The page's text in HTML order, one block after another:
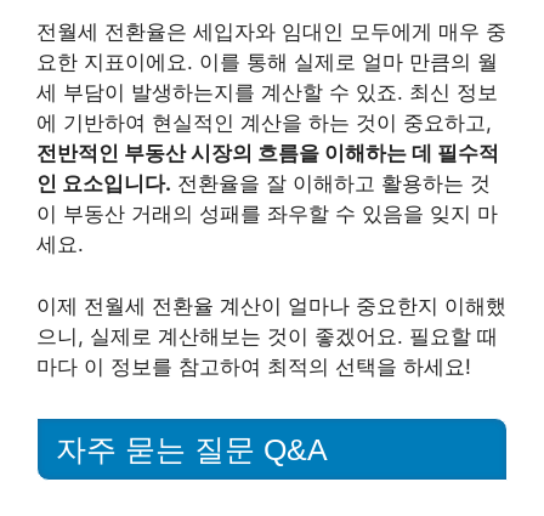
전월세 전환율은 세입자와 임대인 모두에게 매우 중
요한 지표이에요. 이를 통해 실제로 얼마 만큼의 월
세 부담이 발생하는지를 계산할 수 있죠. 최신 정보
에 기반하여 현실적인 계산을 하는 것이 중요하고,
전반적인 부동산 시장의 흐름을 이해하는 데 필수적
인 요소입니다. 전환율을 잘 이해하고 활용하는 것
이 부동산 거래의 성패를 좌우할 수 있음을 잊지 마
세요.
이제 전월세 전환율 계산이 얼마나 중요한지 이해했
으니, 실제로 계산해보는 것이 좋겠어요. 필요할 때
마다 이 정보를 참고하여 최적의 선택을 하세요!
자주 묻는 질문 Q&A